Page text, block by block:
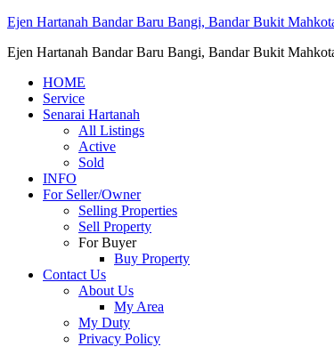
Ejen Hartanah Bandar Baru Bangi, Bandar Bukit
Ejen Hartanah Bandar Baru Bangi, Bandar Bukit
HOME
Service
Senarai Hartanah
All Listings
Active
Sold
INFO
For Seller/Owner
Selling Properties
Sell Property
For Buyer
Buy Property
Contact Us
About Us
My Area
My Duty
Privacy Policy